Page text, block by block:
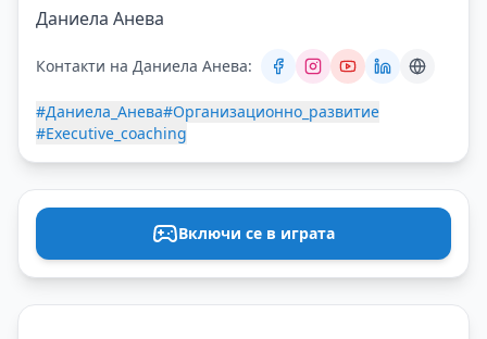
Даниела Анева
Контакти на Даниела Анева:
#Даниела_Анева#Организационно_развитие
#Executive_coaching
Включи се в играта